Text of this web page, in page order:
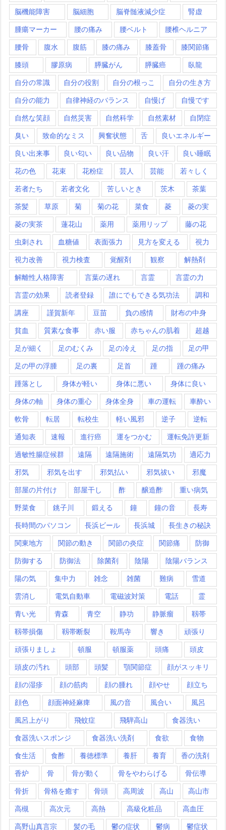
脳機能障害 脳細胞 脳脊髄液減少症 腎虚
腫瘍マーカー 腰の痛み 腰ベルト 腰椎ヘルニア
腰骨 腹水 腹筋 膝の痛み 膝蓋骨 膝関節痛
膝頭 膠原病 膵臓がん 膵臓癌 臥龍
自分の常識 自分の役割 自分の根っこ 自分の生き方
自分の能力 自律神経のバランス 自慢げ 自慢です
自然な笑顔 自然災害 自然科学 自然素材 自閉症
臭い 致命的なミス 興奮状態 舌 良いエネルギー
良い出来事 良い匂い 良い品物 良い汗 良い睡眠
花の色 花束 花粉症 芸人 芸能 若々しく
若者たち 若者文化 苦しいとき 茨木 茶葉
茶髪 草原 菊 菊の花 菜食 菱 菱の実
菱の実茶 蓮花山 薬用 薬用リップ 藤の花
虫刺され 血糖値 表面張力 見方を変える 視力
視力改善 視力検査 覚醒剤 観察 解熱剤
解離性人格障害 言葉の遅れ 言霊 言霊の力
言霊の効果 読者登録 誰にでもできる気功法 調和
講座 謹賀新年 豆苗 負の感情 財布の中身
貧血 質素な食事 赤い服 赤ちゃんの肌着 超越
足が細く 足のむくみ 足の冷え 足の指 足の甲
足の甲の浮腫 足の裏 足首 踵 踵の痛み
踵落とし 身体が軽い 身体に悪い 身体に良い
身体の軸 身体の重心 身体全身 車の運転 車酔い
軟骨 転居 転校生 軽い風邪 逆子 逆転
通知表 速報 進行癌 運をつかむ 運転免許更新
過敏性腸症候群 遠隔 遠隔施術 遠隔気功 適応力
邪気 邪気を出す 邪気払い 邪気祓い 邪魔
部屋の片付け 部屋干し 酢 醸造酢 重い病気
野菜食 銚子川 鍛える 鐘 鐘の音 長寿
長時間のパソコン 長浜ビール 長浜城 長生きの秘訣
関東地方 関節の動き 関節の炎症 関節痛 防御
防御する 防御法 除菌剤 陰陽 陰陽バランス
陽の気 集中力 雑念 雑菌 難病 雪道
雲消し 電気自動車 電磁波対策 電話 霊
青い光 青森 青空 静功 静脈瘤 靱帯
靱帯損傷 靱帯断裂 鞍馬寺 響き 頑張り
頑張りましょ 頓服 頓服薬 頭痛 頭皮
頭皮の汚れ 頭部 頭髪 顎関節症 顔がスッキリ
顔の湿疹 顔の筋肉 顔の腫れ 顔やせ 顔立ち
顔色 顔面神経麻痺 風の音 風合い 風呂
風呂上がり 飛蚊症 飛騨高山 食器洗い
食器洗いスポンジ 食器洗い洗剤 食欲 食物
食生活 食酢 養徳標準 養肝 養育 香の洗剤
香炉 骨 骨が動く 骨をやわらげる 骨伝導
骨折 骨格を癒す 骨頭 高周波 高山 高山市
高槻 高次元 高熱 高級化粧品 高血圧
高野山真言宗 髪の毛 鬱の症状 鬱病 鬱症状